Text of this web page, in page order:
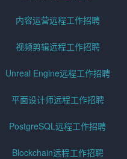
内容运营远程工作招聘
视频剪辑远程工作招聘
Unreal Engine远程工作招聘
平面设计师远程工作招聘
PostgreSQL远程工作招聘
Blockchain远程工作招聘